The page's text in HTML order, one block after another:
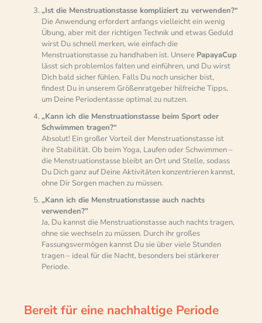
„Ist die Menstruationstasse kompliziert zu verwenden?“
Die Anwendung erfordert anfangs vielleicht ein wenig
Übung, aber mit der richtigen Technik und etwas Geduld
wirst Du schnell merken, wie einfach die
Menstruationstasse zu handhaben ist. Unsere PapayaCup
lässt sich problemlos falten und einführen, und Du wirst
Dich bald sicher fühlen. Falls Du noch unsicher bist,
findest Du in unserem Größenratgeber hilfreiche Tipps,
um Deine Periodentasse optimal zu nutzen.
„Kann ich die Menstruationstasse beim Sport oder
Schwimmen tragen?“
Absolut! Ein großer Vorteil der Menstruationstasse ist
ihre Stabilität. Ob beim Yoga, Laufen oder Schwimmen –
die Menstruationstasse bleibt an Ort und Stelle, sodass
Du Dich ganz auf Deine Aktivitäten konzentrieren kannst,
ohne Dir Sorgen machen zu müssen.
„Kann ich die Menstruationstasse auch nachts
verwenden?”
Ja, Du kannst die Menstruationstasse auch nachts tragen,
ohne sie wechseln zu müssen. Durch ihr großes
Fassungsvermögen kannst Du sie über viele Stunden
tragen – ideal für die Nacht, besonders bei stärkerer
Periode.
Bereit für eine nachhaltige Periode